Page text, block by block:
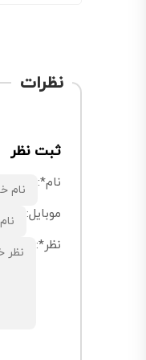
نظرات
ثبت نظر
نام*:
موبایل:
نظر*: